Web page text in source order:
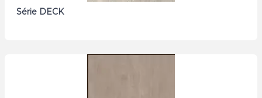
Série DECK